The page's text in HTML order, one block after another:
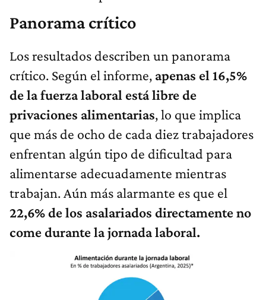
Panorama crítico
Los resultados describen un panorama
crítico. Según el informe, apenas el 16,5%
de la fuerza laboral está libre de
privaciones alimentarias, lo que implica
que más de ocho de cada diez trabajadores
enfrentan algún tipo de dificultad para
alimentarse adecuadamente mientras
trabajan. Aún más alarmante es que el
22,6% de los asalariados directamente no
come durante la jornada laboral.